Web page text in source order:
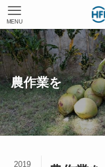
MENU
農作業を
2019